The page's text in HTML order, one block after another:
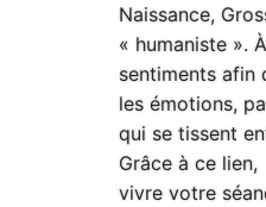
Naissance,
« humaniste ».
sentiments afin
les émotions,
qui se tissent
Grâce à ce
vivre votre